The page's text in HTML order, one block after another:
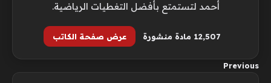
أحمد لتستمتع بأفضل التغطيات الرياضية.
12٬507 مادة منشورة عرض صفحة الكاتب
Previous